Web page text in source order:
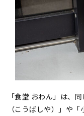
「食堂 おわん」は、
（こうばしや）」や